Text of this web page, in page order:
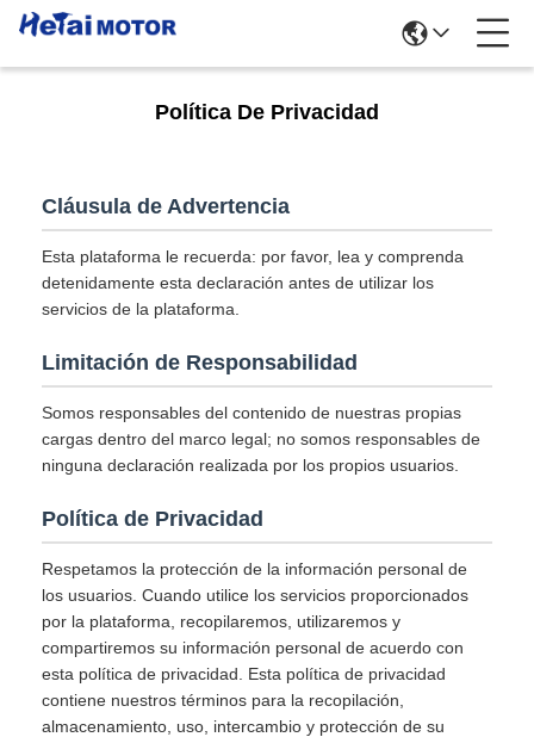
Política De Privacidad
Cláusula de Advertencia
Esta plataforma le recuerda: por favor, lea y comprenda
detenidamente esta declaración antes de utilizar los
servicios de la plataforma.
Limitación de Responsabilidad
Somos responsables del contenido de nuestras propias
cargas dentro del marco legal; no somos responsables de
ninguna declaración realizada por los propios usuarios.
Política de Privacidad
Respetamos la protección de la información personal de
los usuarios. Cuando utilice los servicios proporcionados
por la plataforma, recopilaremos, utilizaremos y
compartiremos su información personal de acuerdo con
esta política de privacidad. Esta política de privacidad
contiene nuestros términos para la recopilación,
almacenamiento, uso, intercambio y protección de su